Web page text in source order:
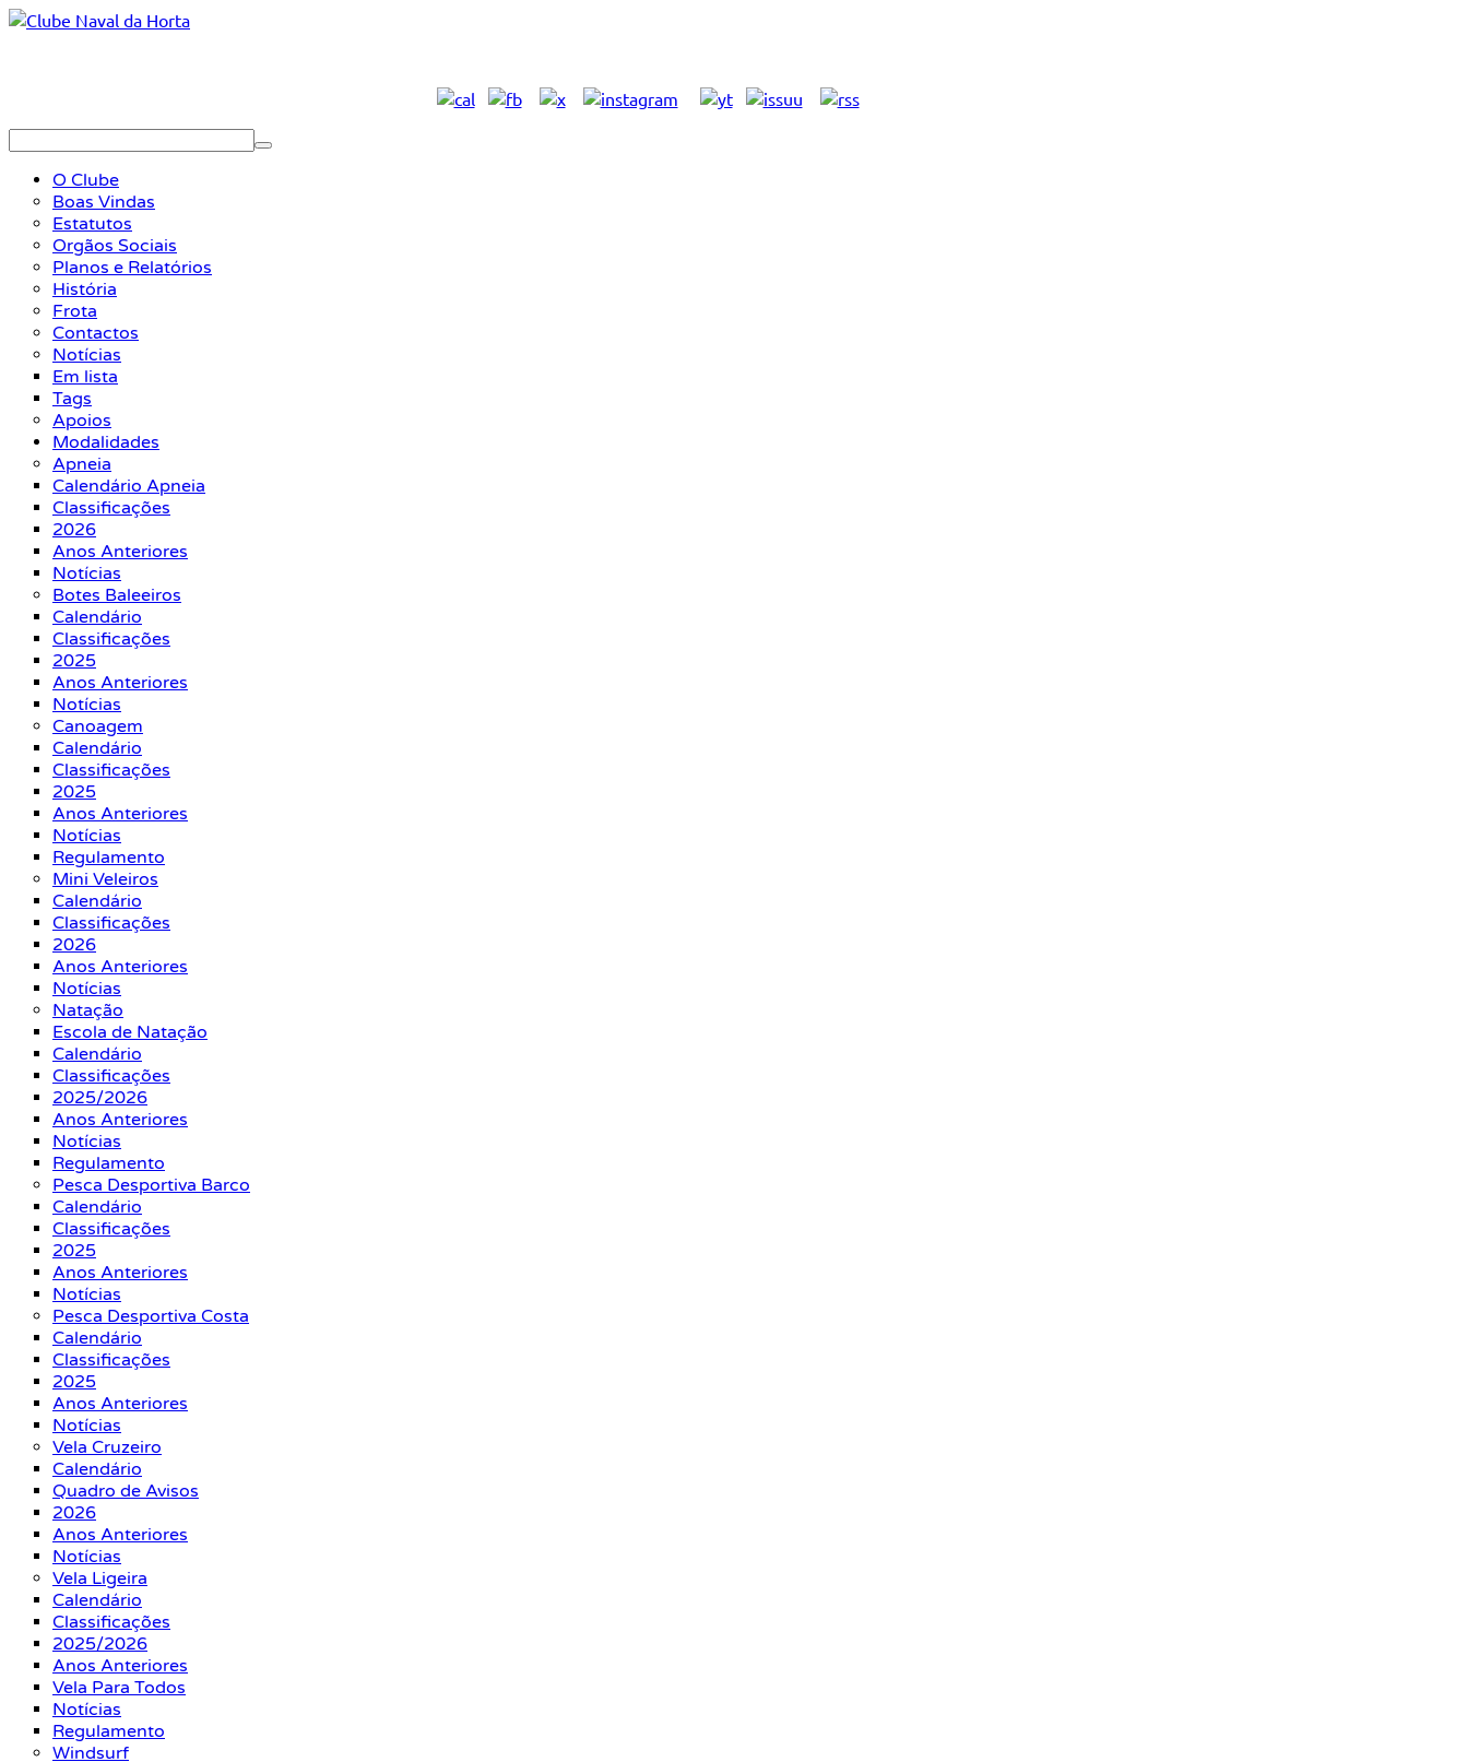
O Clube
Boas Vindas
Estatutos
Orgãos Sociais
Planos e Relatórios
História
Frota
Contactos
Notícias
Em lista
Tags
Apoios
Modalidades
Apneia
Calendário Apneia
Classificações
2026
Anos Anteriores
Notícias
Botes Baleeiros
Calendário
Classificações
2025
Anos Anteriores
Notícias
Canoagem
Calendário
Classificações
2025
Anos Anteriores
Notícias
Regulamento
Mini Veleiros
Calendário
Classificações
2026
Anos Anteriores
Notícias
Natação
Escola de Natação
Calendário
Classificações
2025/2026
Anos Anteriores
Notícias
Regulamento
Pesca Desportiva Barco
Calendário
Classificações
2025
Anos Anteriores
Notícias
Pesca Desportiva Costa
Calendário
Classificações
2025
Anos Anteriores
Notícias
Vela Cruzeiro
Calendário
Quadro de Avisos
2026
Anos Anteriores
Notícias
Vela Ligeira
Calendário
Classificações
2025/2026
Anos Anteriores
Vela Para Todos
Notícias
Regulamento
Windsurf